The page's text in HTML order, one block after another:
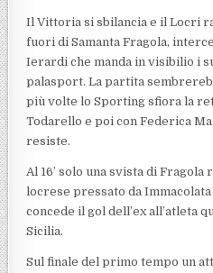
Il Vittoria si sbilancia e il Locri
fuori di Samanta Fragola,
Ierardi che manda in visibilio i
palasport. La partita
più volte lo Sporting sfiora la
Todarello e poi con Federica
resiste.
Al 16’ solo una svista di
locrese pressato da
concede il gol dell’ex all’atleta
Sicilia.
Sul finale del primo tempo un